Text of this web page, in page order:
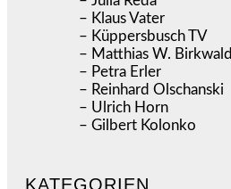
– Klaus Vater
– Küppersbusch TV
– Matthias W. Birkwald
– Petra Erler
– Reinhard Olschanski
– Ulrich Horn
– Gilbert Kolonko
KATEGORIEN